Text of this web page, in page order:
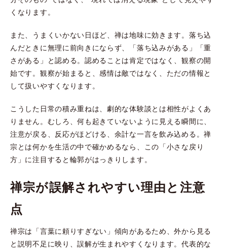
くなります。
また、うまくいかない日ほど、禅は地味に効きます。落ち込
んだときに無理に前向きにならず、「落ち込みがある」「重
さがある」と認める。認めることは肯定ではなく、観察の開
始です。観察が始まると、感情は敵ではなく、ただの情報と
して扱いやすくなります。
こうした日常の積み重ねは、劇的な体験談とは相性がよくあ
りません。むしろ、何も起きていないように見える瞬間に、
注意が戻る、反応がほどける、余計な一言を飲み込める。禅
宗とは何かを生活の中で確かめるなら、この「小さな戻り
方」に注目すると輪郭がはっきりします。
禅宗が誤解されやすい理由と注意
点
禅宗は「言葉に頼りすぎない」傾向があるため、外から見る
と説明不足に映り、誤解が生まれやすくなります。代表的な